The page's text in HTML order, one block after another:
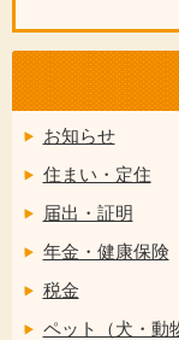
お知らせ
住まい・定住
届出・証明
年金・健康保険
税金
ペット（犬・動